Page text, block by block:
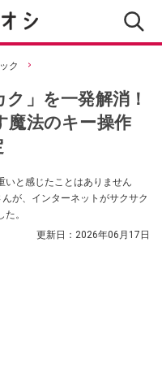
ク
」を一発解消！
魔法のキー操作
いと感じたことはありません
が、インターネットがサクサク
。
更新日： 2026年06月17日